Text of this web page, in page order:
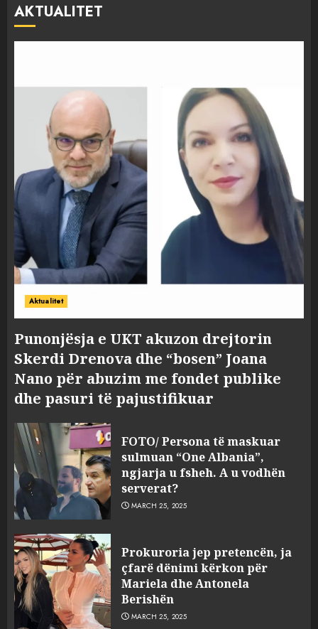
AKTUALITET
Aktualitet
Punonjësja e UKT akuzon drejtorin
Skerdi Drenova dhe “bosen” Joana
Nano për abuzim me fondet publike
dhe pasuri të pajustifikuar
FOTO/ Persona të maskuar
sulmuan “One Albania”,
ngjarja u fsheh. A u vodhën
serverat?
MARCH 25, 2025
Prokuroria jep pretencën, ja
çfarë dënimi kërkon për
Mariela dhe Antonela
Berishën
MARCH 25, 2025